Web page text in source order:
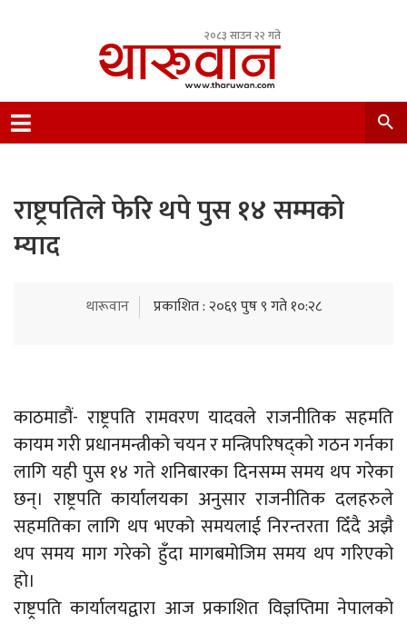
२०८३ साउन २२ गते
Nepal.
राष्ट्रपतिले फेरि थपे पुस १४ सम्मको
म्याद
थारूवान प्रकाशित : २०६९ पुष ९ गते १०:२८
काठमाडौं- राष्ट्रपति रामवरण यादवले राजनीतिक सहमति
कायम गरी प्रधानमन्त्रीको चयन र मन्त्रिपरिषद्को गठन गर्नका
लागि यही पुस १४ गते शनिबारका दिनसम्म समय थप गरेका
छन्। राष्ट्रपति कार्यालयका अनुसार राजनीतिक दलहरुले
सहमतिका लागि थप भएको समयलाई निरन्तरता दिँदै अझै
थप समय माग गरेको हुँदा मागबमोजिम समय थप गरिएको
हो।
राष्ट्रपति कार्यालयद्वारा आज प्रकाशित विज्ञप्तिमा नेपालको